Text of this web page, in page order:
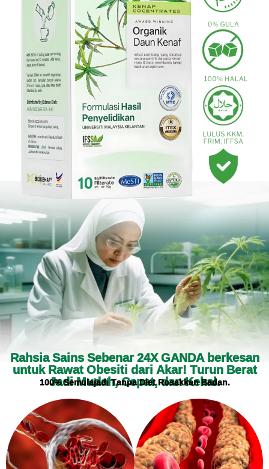
Rahsia Sains Sebenar 24X GANDA berkesan
untuk Rawat Obesiti dari Akar! Turun Berat
Jadi Mudah, Cepat, dan Kekal.
100% Semulajadi Tanpa Diet Rosakkan Badan.